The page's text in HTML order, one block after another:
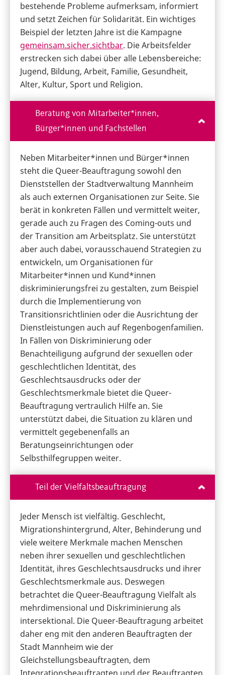
bestehende Probleme aufmerksam, informiert
und setzt Zeichen für Solidarität. Ein wichtiges
Beispiel der letzten Jahre ist die Kampagne
gemeinsam.sicher.sichtbar. Die Arbeitsfelder
erstrecken sich dabei über alle Lebensbereiche:
Jugend, Bildung, Arbeit, Familie, Gesundheit,
Alter, Kultur, Sport und Religion.
Beratung von Mitarbeiter*innen,
Bürger*innen und Fachstellen
Neben Mitarbeiter*innen und Bürger*innen
steht die Queer-Beauftragung sowohl den
Dienststellen der Stadtverwaltung Mannheim
als auch externen Organisationen zur Seite. Sie
berät in konkreten Fällen und vermittelt weiter,
gerade auch zu Fragen des Coming-outs und
der Transition am Arbeitsplatz. Sie unterstützt
aber auch dabei, vorausschauend Strategien zu
entwickeln, um Organisationen für
Mitarbeiter*innen und Kund*innen
diskriminierungsfrei zu gestalten, zum Beispiel
durch die Implementierung von
Transitionsrichtlinien oder die Ausrichtung der
Dienstleistungen auch auf Regenbogenfamilien.
In Fällen von Diskriminierung oder
Benachteiligung aufgrund der sexuellen oder
geschlechtlichen Identität, des
Geschlechtsausdrucks oder der
Geschlechtsmerkmale bietet die Queer-
Beauftragung vertraulich Hilfe an. Sie
unterstützt dabei, die Situation zu klären und
vermittelt gegebenenfalls an
Beratungseinrichtungen oder
Selbsthilfegruppen weiter.
Teil der Vielfaltsbeauftragung
Jeder Mensch ist vielfältig. Geschlecht,
Migrationshintergrund, Alter, Behinderung und
viele weitere Merkmale machen Menschen
neben ihrer sexuellen und geschlechtlichen
Identität, ihres Geschlechtsausdrucks und ihrer
Geschlechtsmerkmale aus. Deswegen
betrachtet die Queer-Beauftragung Vielfalt als
mehrdimensional und Diskriminierung als
intersektional. Die Queer-Beauftragung arbeitet
daher eng mit den anderen Beauftragten der
Stadt Mannheim wie der
Gleichstellungsbeauftragten, dem